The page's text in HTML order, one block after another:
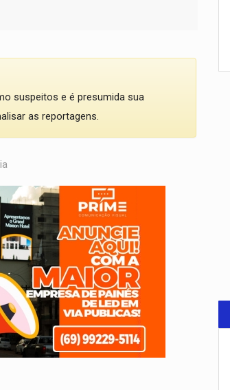
suspeitos e é presumida sua
as reportagens.